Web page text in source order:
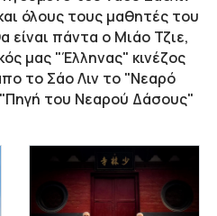
όλους τους μαθητές του
πάντα ο Μιάο Τζιε,
μας "Έλληνας" κινέζος
το Σάο Λιν το "Νεαρό
του Νεαρού Δάσους"